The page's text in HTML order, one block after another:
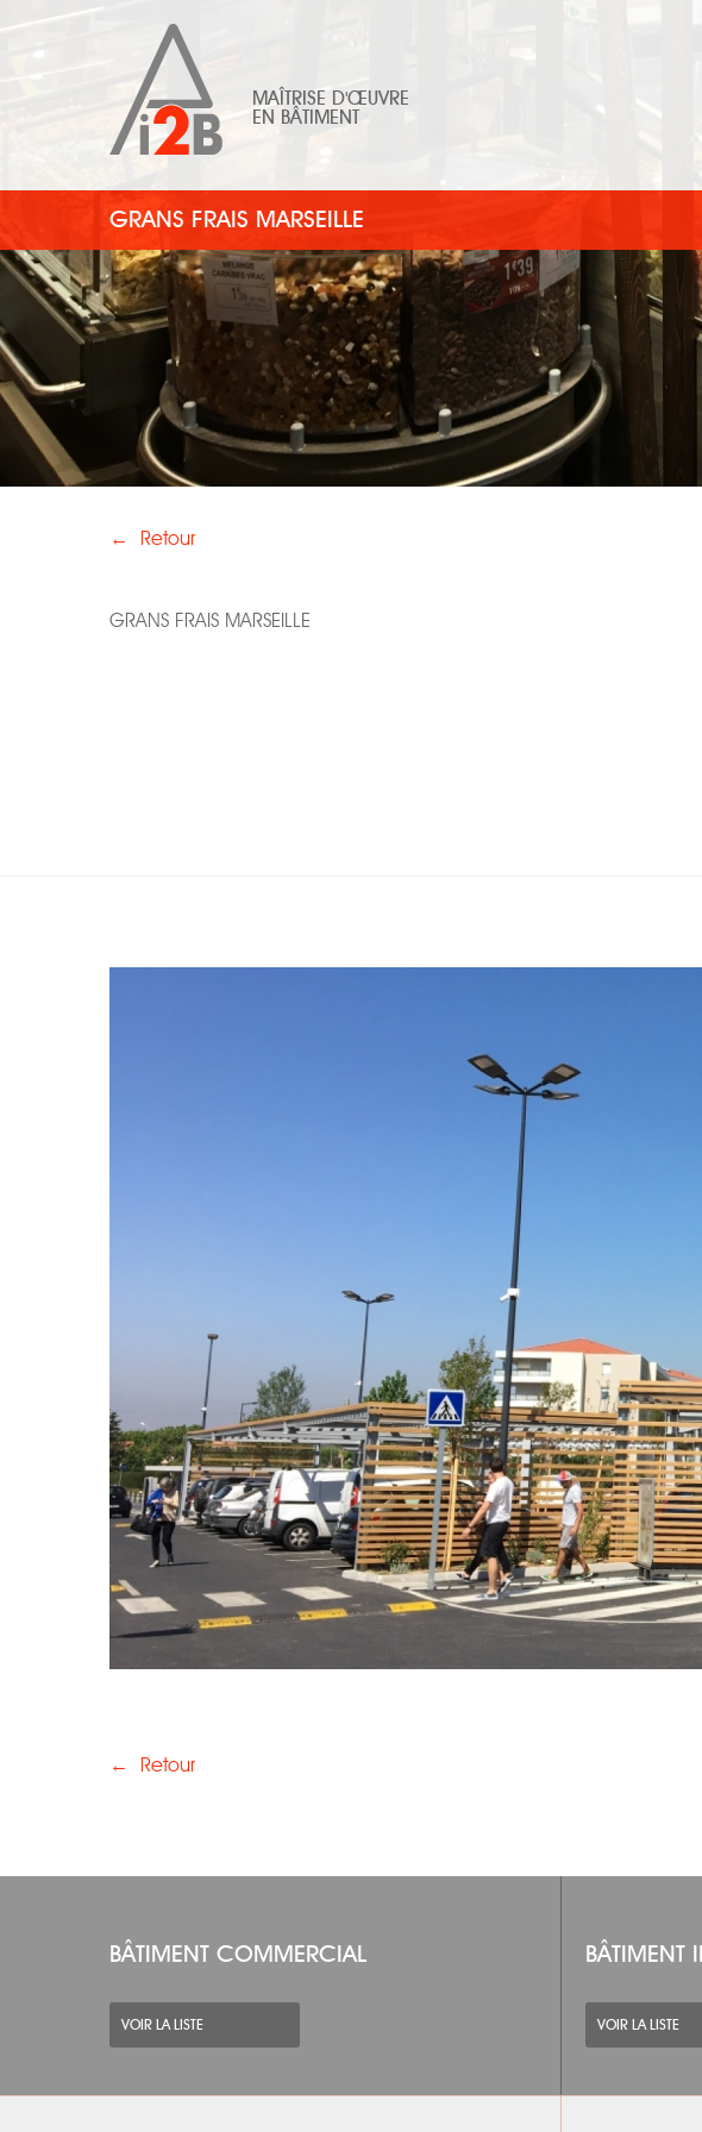
MAÎTRISE D'ŒUVRE
EN BÂTIMENT
GRANS FRAIS MARSEILLE
← Retour
GRANS FRAIS MARSEILLE
← Retour
BÂTIMENT COMMERCIAL
VOIR LA LISTE
BÂTIMENT
VOIR LA LISTE